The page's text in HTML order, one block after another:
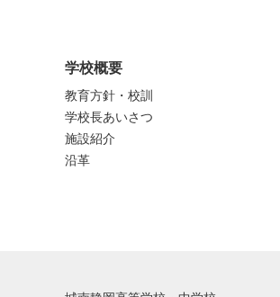
学校概要
教育方針・校訓
学校長あいさつ
施設紹介
沿革